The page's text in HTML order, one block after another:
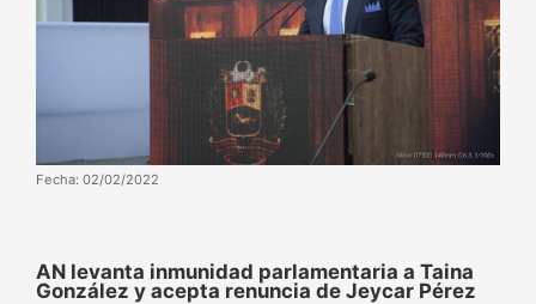
Fecha: 02/02/2022
AN levanta inmunidad parlamentaria a Taina
González y acepta renuncia de Jeycar Pérez